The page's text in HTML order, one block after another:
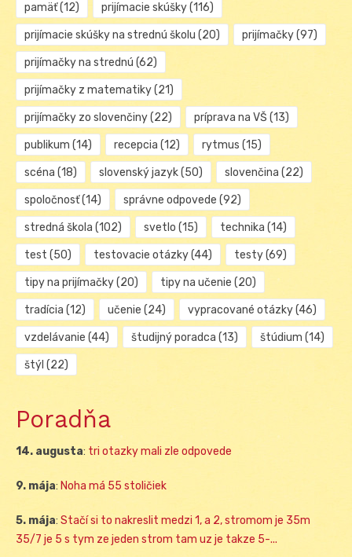
pamäť(12) prijímacie skúšky(116)
prijímacie skúšky na strednú školu (20) prijímačky(97)
prijímačky na strednú (62)
prijímačky z matematiky(21)
prijímačky zo slovenčiny(22) príprava na VŠ (13)
publikum (14) recepcia (12) rytmus (15)
scéna (18) slovenský jazyk(50) slovenčina (22)
spoločnosť(14) správne odpovede (92)
stredná škola (102) svetlo (15) technika (14)
test (50) testovacie otázky(44) testy(69)
tipy na prijímačky(20) tipy na učenie (20)
tradícia (12) učenie (24) vypracované otázky(46)
vzdelávanie (44) študijný poradca (13) štúdium (14)
štýl (22)
Poradňa
14. augusta: tri otazky mali zle odpovede
9. mája: Noha má 55 stoličiek
5. mája: Stačí si to nakreslit medzi 1, a 2, stromom je 35m
35/7 je 5 s tym ze jeden strom tam uz je takze 5-...